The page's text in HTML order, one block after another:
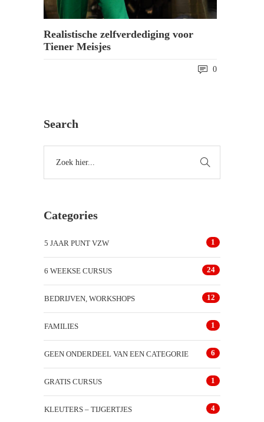
Realistische zelfverdediging voor
Tiener Meisjes
0
Search
Categories
5 JAAR PUNT VZW 1
6 WEEKSE CURSUS 24
BEDRIJVEN, WORKSHOPS 12
FAMILIES 1
GEEN ONDERDEEL VAN EEN CATEGORIE 6
GRATIS CURSUS 1
KLEUTERS – TIJGERTJES 4